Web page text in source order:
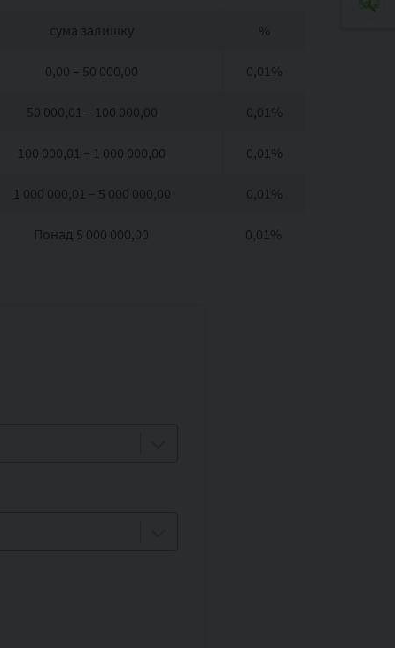
сума залишку %
0,00 – 50 000,00 0,01%
50 000,01 – 100 000,00 0,01%
100 000,01 – 1 000 000,00 0,01%
1 000 000,01 – 5 000 000,00 0,01%
Понад 5 000 000,00 0,01%